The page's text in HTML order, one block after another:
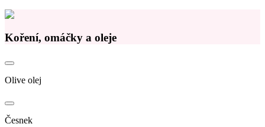
Koření, omáčky a oleje
Olive olej
Česnek